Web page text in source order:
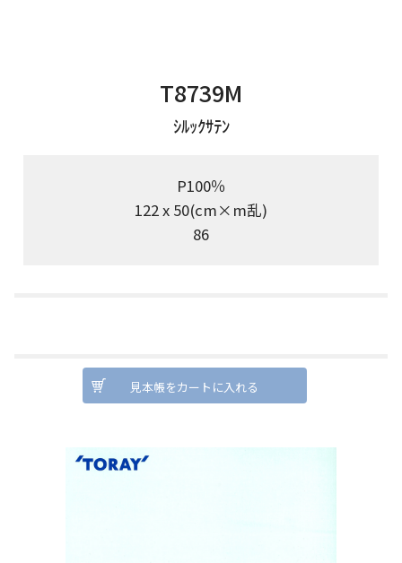
T8739M
ｼﾙｯｸｻﾃﾝ
P100％
122 x 50(cm×m乱)
86
見本帳をカートに入れる